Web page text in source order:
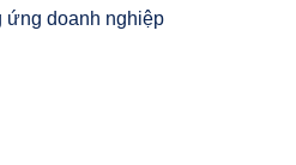
ứng doanh nghiệp